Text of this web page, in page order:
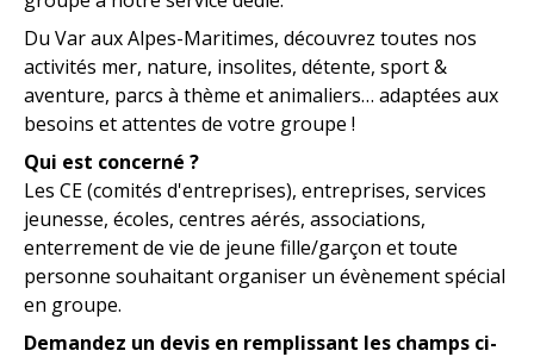
Du Var aux Alpes-Maritimes, découvrez toutes nos
activités mer, nature, insolites, détente, sport &
aventure, parcs à thème et animaliers… adaptées aux
besoins et attentes de votre groupe !
Qui est concerné ?
Les CE (comités d'entreprises), entreprises, services
jeunesse, écoles, centres aérés, associations,
enterrement de vie de jeune fille/garçon et toute
personne souhaitant organiser un évènement spécial
en groupe.
Demandez un devis en remplissant les champs ci-